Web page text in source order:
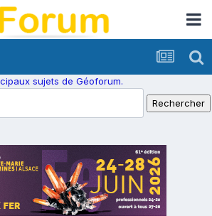
sujets de Géoforum.